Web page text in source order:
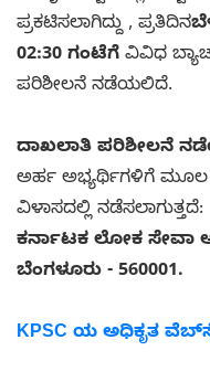
ಪ್ರಕಟಿಸಲಾಗಿದ್ದು , ಪ್ರತಿದಿನ
02:30 ಗಂಟೆಗೆ ವಿವಿಧ
ಪರಿಶೀಲನೆ ನಡೆಯಲಿದೆ.
ದಾಖಲಾತಿ ಪರಿಶೀಲನೆ
ಅರ್ಹ ಅಭ್ಯರ್ಥಿಗಳಿಗೆ ಮೂಲ
ವಿಳಾಸದಲ್ಲಿ ನಡೆಸಲಾಗುತ್ತದೆ:
ಕರ್ನಾಟಕ ಲೋಕ
ಬೆಂಗಳೂರು - 560001.
KPSC ಯ ಅಧಿಕೃತ